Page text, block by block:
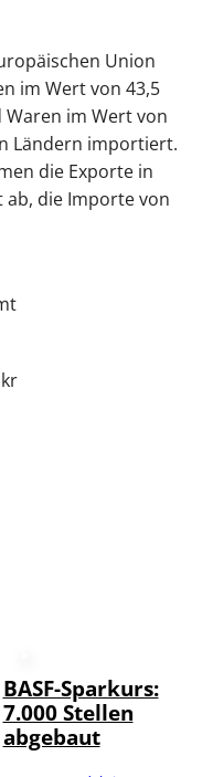
Union
im Wert von 43,5
im Wert von
Ländern importiert.
die Exporte in
die Importe von
BASF-Sparkurs:
7.000 Stellen
abgebaut